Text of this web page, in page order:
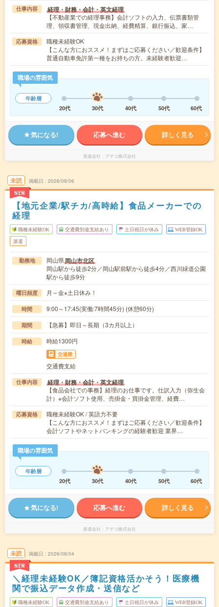
仕事内容 経理・財務・会計・英文経理
【不動産業での経理事務】会計ソフトの入力、伝票書類管
理、領収書管理、現金出納、経費精算、銀行振込、家…
応募資格
職種未経験OK
【こんな方におススメ！まずはご応募ください／歓迎条件】
普通自動車免許第一種をお持ちの方。未経験者歓迎…
職場の雰囲気
年齢層
20代
30代 40代 50代 60代
気になる! 応募へ進む 詳しく見る
派遣会社 アデコ株式会社
未読
NEW
掲載日 2026/08/06
【地元企業/駅チカ/高時給】食品メーカーでの
経理
職種未経験OK 交通費別途支給あり 土日祝日が休み WEB登録OK
派遣
勤務地 岡山県岡山市北区
岡山駅から徒歩2分／岡山駅前駅から徒歩4分／西川緑道公園
駅から徒歩9分
曜日頻度 月～金※土日休み！
時間 9:00～17:45(実働:7時間45分) (休憩60分)
期間 【急募】即日～長期（3カ月以上）
時給 時給1300円
交通費
交通費支給
仕事内容 経理・財務・会計・英文経理
【食品会社での事務】経理のお仕事です。仕訳入力（弥生会
計）※会計ソフト使用、売掛金・買掛金管理、経費…
応募資格
職種未経験OK / 英語力不要
【こんな方におススメ！まずはご応募ください／歓迎条件】
会計ソフトやネットバンキングの経験者歓迎 業界…
職場の雰囲気
年齢層
20代
30代 40代 50代 60代
気になる! 応募へ進む 詳しく見る
派遣会社 アデコ株式会社
未読
NEW
掲載日 2026/08/04
＼経理未経験OK／簿記資格活かそう！医療機
関で振込データ作成・送信など
職種未経験OK 交通費別途支給あり 土日祝日が休み WEB登録OK